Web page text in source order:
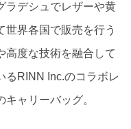
ラデシュでレザーや黄
世界各国で販売を行う
高度な技術を融合して
るRINN Inc.のコラボレ
ャリーバッグ。